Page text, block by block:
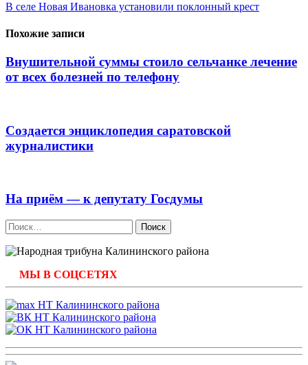
В селе Новая Ивановка установили поклонный крест
Похожие записи
Внушительной суммы стоило сельчанке лечение
от всех болезней по телефону
Создается энциклопедия саратовской
журналистики
На приём — к депутату Госдумы
Найти:
МЫ В СОЦСЕТЯХ